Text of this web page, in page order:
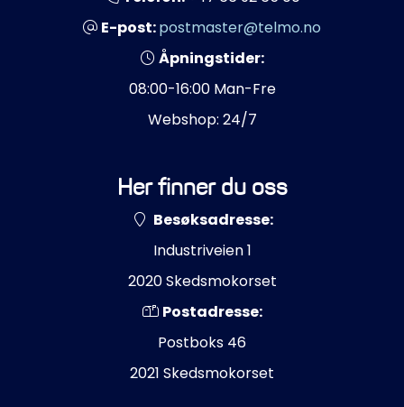
E-post:postmaster@telmo.no
Åpningstider:
08:00-16:00 Man-Fre
Webshop: 24/7
Her finner du oss
Besøksadresse:
Industriveien 1
2020 Skedsmokorset
Postadresse:
Postboks 46
2021 Skedsmokorset